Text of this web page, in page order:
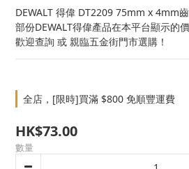
DEWALT 得偉 DT2209 75mm x 4mm
部份DEWALT得偉產品在本平台顯示的
歡迎查詢 或 親臨五金街門市選購！
全店，[限時]買滿 $800 免順豐運費
HK$73.00
數量